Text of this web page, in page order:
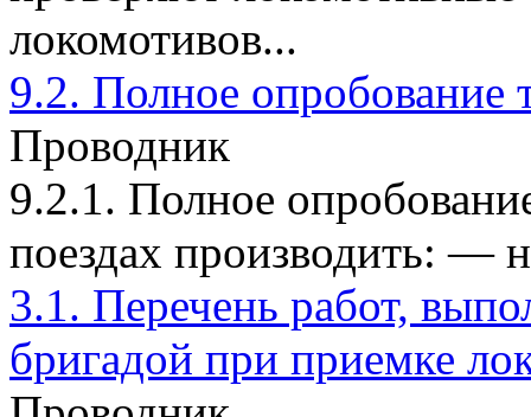
локомотивов...
9.2. Полное опробование
Проводник
9.2.1. Полное
поездах производить: —
3.1. Перечень работ,
бригадой при приемке